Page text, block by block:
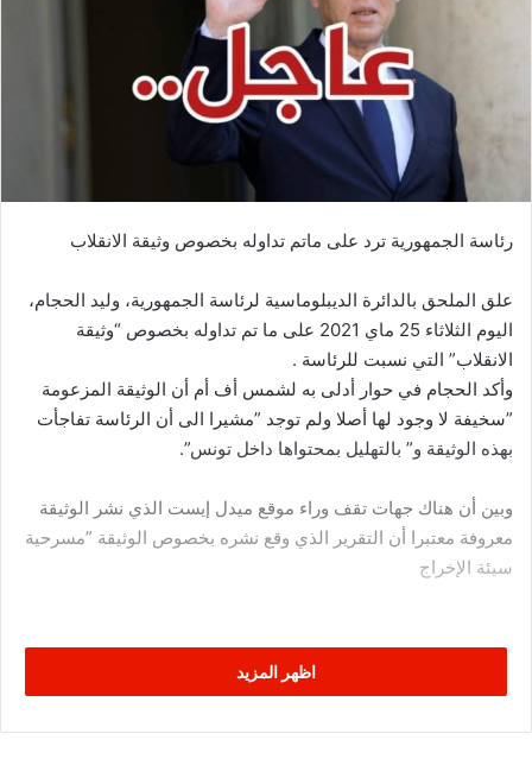
رئاسة الجمهورية ترد على ماتم تداوله بخصوص وثيقة الانقلاب
علق الملحق بالدائرة الديبلوماسية لرئاسة الجمهورية، وليد الحجام،
اليوم الثلاثاء 25 ماي 2021 على ما تم تداوله بخصوص “وثيقة
الانقلاب” التي نسبت للرئاسة .
وأكد الحجام في حوار أدلى به لشمس أف أم أن الوثيقة المزعومة
”سخيفة لا وجود لها أصلا ولم توجد ”مشيرا الى أن الرئاسة تفاجأت
بهذه الوثيقة و” بالتهليل بمحتواها داخل تونس”.
وبين أن هناك جهات تقف وراء موقع ميدل إيست الذي نشر الوثيقة
معروفة معتبرا أن التقرير الذي وقع نشره بخصوص الوثيقة ”مسرحية
سيئة الإخراج
اظهر المزيد